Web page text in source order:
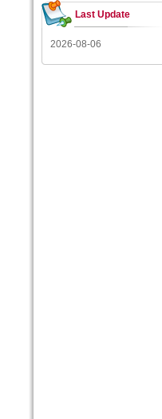
Last Update
2026-08-06